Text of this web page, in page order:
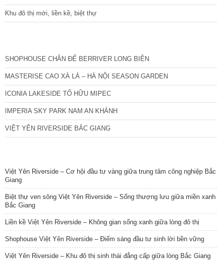
Khu đô thị mới, liền kề, biệt thự
SHOPHOUSE CHÂN ĐẾ BERRIVER LONG BIÊN
MASTERISE CAO XÀ LÁ – HÀ NỘI SEASON GARDEN
ICONIA LAKESIDE TỐ HỮU MIPEC
IMPERIA SKY PARK NAM AN KHÁNH
VIỆT YÊN RIVERSIDE BẮC GIANG
Việt Yên Riverside – Cơ hội đầu tư vàng giữa trung tâm công nghiệp Bắc
Giang
Biệt thự ven sông Việt Yên Riverside – Sống thượng lưu giữa miền xanh
Bắc Giang
Liền kề Việt Yên Riverside – Không gian sống xanh giữa lòng đô thị
Shophouse Việt Yên Riverside – Điểm sáng đầu tư sinh lời bền vững
Việt Yên Riverside – Khu đô thị sinh thái đẳng cấp giữa lòng Bắc Giang